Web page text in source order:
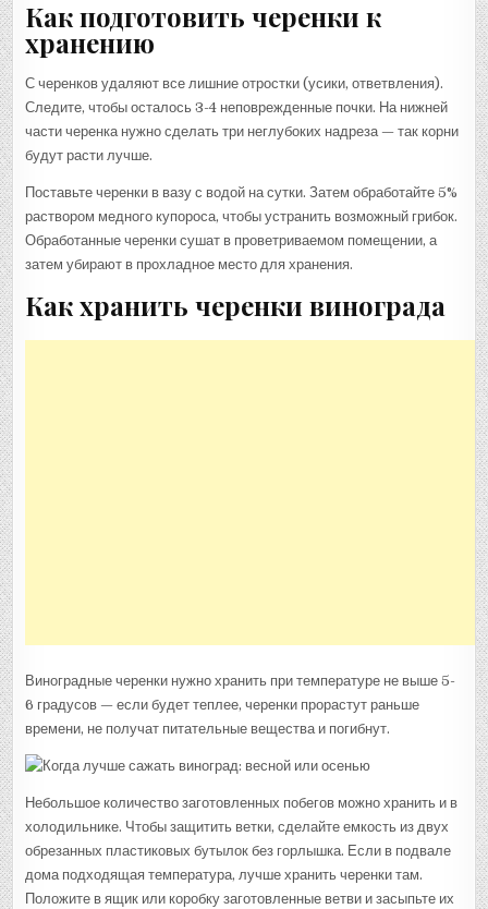
Как подготовить черенки к
хранению
С черенков удаляют все лишние отростки (усики, ответвления).
Следите, чтобы осталось 3-4 неповрежденные почки. На нижней
части черенка нужно сделать три неглубоких надреза — так корни
будут расти лучше.
Поставьте черенки в вазу с водой на сутки. Затем обработайте 5%
раствором медного купороса, чтобы устранить возможный грибок.
Обработанные черенки сушат в проветриваемом помещении, а
затем убирают в прохладное место для хранения.
Как хранить черенки винограда
Виноградные черенки нужно хранить при температуре не выше 5-
6 градусов — если будет теплее, черенки прорастут раньше
времени, не получат питательные вещества и погибнут.
Небольшое количество заготовленных побегов можно хранить и в
холодильнике. Чтобы защитить ветки, сделайте емкость из двух
обрезанных пластиковых бутылок без горлышка. Если в подвале
дома подходящая температура, лучше хранить черенки там.
Положите в ящик или коробку заготовленные ветви и засыпьте их